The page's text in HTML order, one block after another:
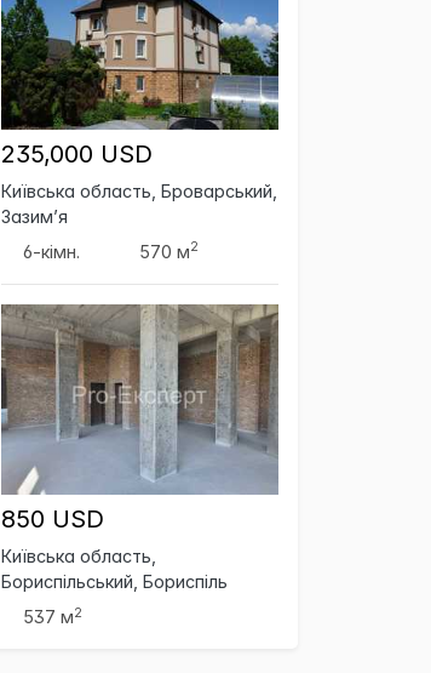
235,000 USD
Київська область, Броварський,
Зазим’я
6-кімн.
570 м2
850 USD
Київська область,
Бориспільський, Бориспіль
537 м2